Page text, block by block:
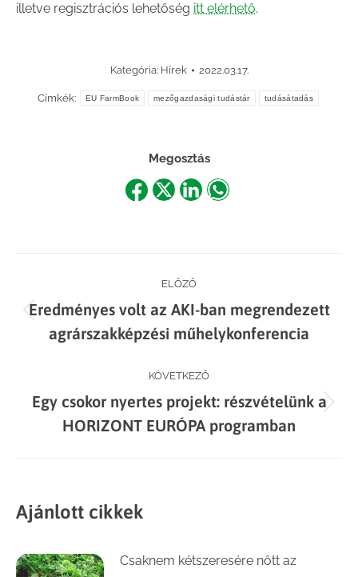
illetve regisztrációs lehetőség itt elérhető.
Kategória: Hírek 2022.03.17.
Címkék: EU FarmBook mezőgazdasági tudástár tudásátadás
Megosztás
ShareShareShareShare
navigation
ELŐZŐ
Previous
post:
Eredményes volt az AKI-ban megrendezett
agrárszakképzési műhelykonferencia
KÖVETKEZŐ
Next
post:
Egy csokor nyertes projekt: részvételünk a
HORIZONT EURÓPA programban
Ajánlott cikkek
Csaknem kétszeresére nőtt az